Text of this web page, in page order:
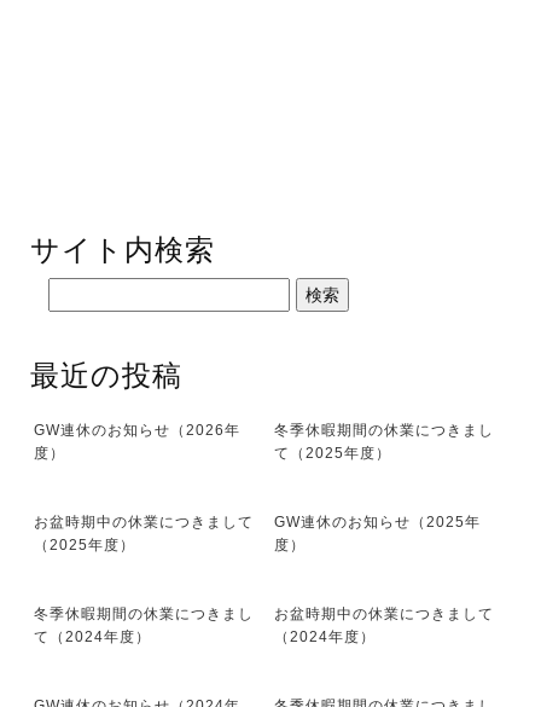
サイト内検索
最近の投稿
GW連休のお知らせ（2026年
度）
冬季休暇期間の休業につきまし
て（2025年度）
お盆時期中の休業につきまして
（2025年度）
GW連休のお知らせ（2025年
度）
冬季休暇期間の休業につきまし
て（2024年度）
お盆時期中の休業につきまして
（2024年度）